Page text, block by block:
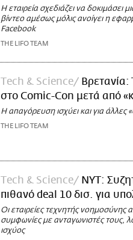
Η εταιρεία σχεδιάζει να δοκιμάσει
βίντεο αμέσως μόλις ανοίγει η
Facebook
THE LIFO TEAM
Τech & Science
στο Comic-Con μετά από
Η απαγόρευση ισχύει και για
THE LIFO TEAM
Τech & Science
ΝΥΤ:
πιθανό deal 10 δισ. για
Οι εταιρείες τεχνητής νοημοσύνης
συμφωνίες με ανταγωνιστές τους,
ισχύος